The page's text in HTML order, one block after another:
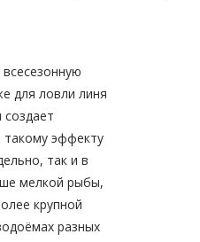
для ловли линя
такому эффекту
так и в
мелкой рыбы,
крупной
разных